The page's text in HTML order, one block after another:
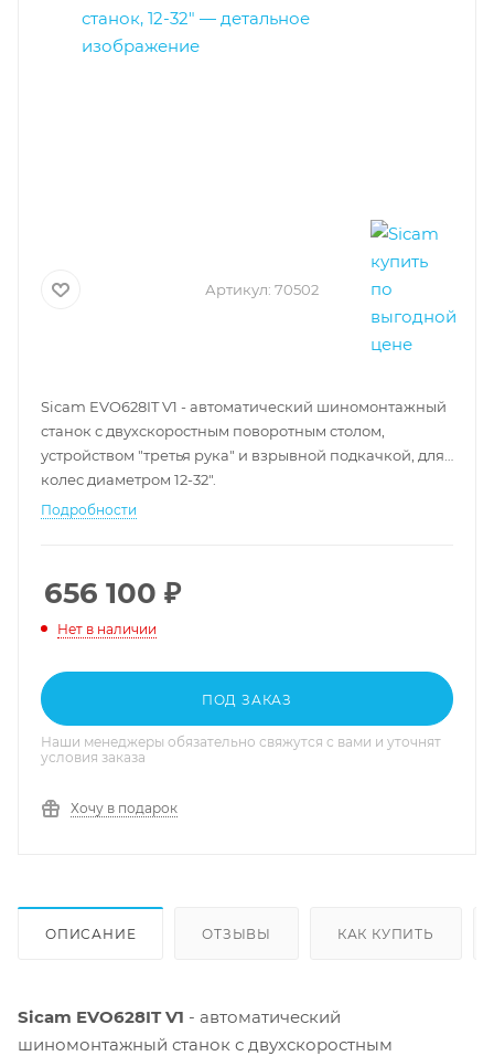
Артикул: 70502
Sicam EVO628IT V1 - автоматический шиномонтажный
станок с двухскоростным поворотным столом,
устройством "третья рука" и взрывной подкачкой, для
колес диаметром 12-32".
Подробности
656 100 ₽
Нет в наличии
ПОД ЗАКАЗ
Наши менеджеры обязательно свяжутся с вами и уточнят
условия заказа
Хочу в подарок
ОПИСАНИЕ ОТЗЫВЫ КАК КУПИТЬ
Sicam EVO628IT V1 - автоматический
шиномонтажный станок с двухскоростным